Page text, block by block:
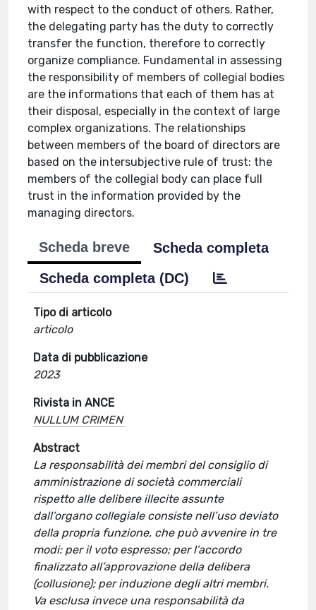
with respect to the conduct of others. Rather,
the delegating party has the duty to correctly
transfer the function, therefore to correctly
organize compliance. Fundamental in assessing
the responsibility of members of collegial bodies
are the informations that each of them has at
their disposal, especially in the context of large
complex organizations. The relationships
between members of the board of directors are
based on the intersubjective rule of trust: the
members of the collegial body can place full
trust in the information provided by the
managing directors.
Scheda breve
Scheda completa
Scheda completa (DC)
Tipo di articolo
articolo
Data di pubblicazione
2023
Rivista in ANCE
NULLUM CRIMEN
Abstract
La responsabilità dei membri del consiglio di
amministrazione di società commerciali
rispetto alle delibere illecite assunte
dall’organo collegiale consiste nell’uso deviato
della propria funzione, che può avvenire in tre
modi: per il voto espresso; per l’accordo
finalizzato all’approvazione della delibera
(collusione); per induzione degli altri membri.
Va esclusa invece una responsabilità da